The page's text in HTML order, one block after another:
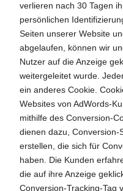
verlieren nach 30 Tagen
persönlichen
Seiten unserer Website
abgelaufen, können wir
Nutzer auf die Anzeige
weitergeleitet wurde.
ein anderes Cookie.
Websites von AdWords-
mithilfe des Conversion-
dienen dazu, Conversion-
erstellen, die sich für
haben. Die Kunden
die auf ihre Anzeige
Conversion-Tracking-Tag